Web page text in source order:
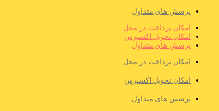
پرسش های متداول
امکان پرداخت در محل
امکان تحویل اکسپرس
پرسش های متداول
امکان پرداخت در محل
امکان تحویل اکسپرس
پرسش های متداول